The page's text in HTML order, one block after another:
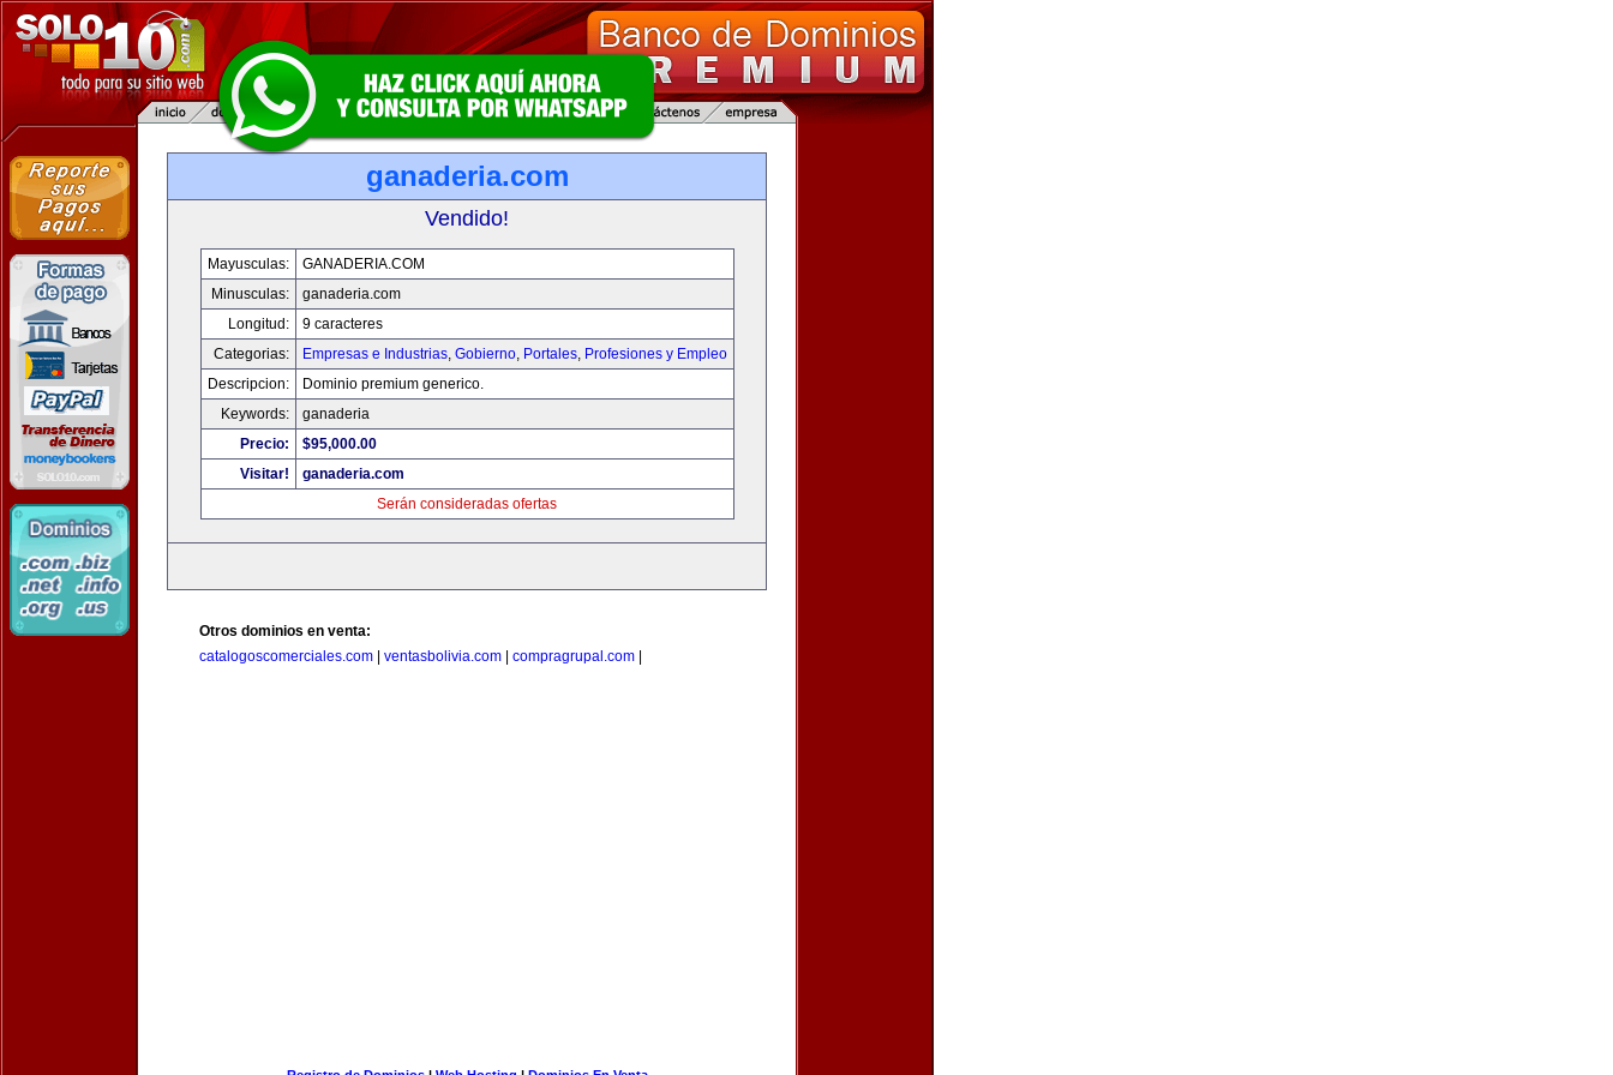
ganaderia.com
Vendido!
Mayusculas:
GANADERIA.COM
Minusculas:
ganaderia.com
Longitud:
9 caracteres
Categorias:
Empresas e Industrias, Gobierno, Portales, Profesiones y Empleo
Descripcion:
Dominio premium generico.
Keywords:
ganaderia
Precio:
$95,000.00
Visitar!
ganaderia.com
Serán consideradas ofertas
Otros dominios en venta:
catalogoscomerciales.com
ventasbolivia.com compragrupal.com